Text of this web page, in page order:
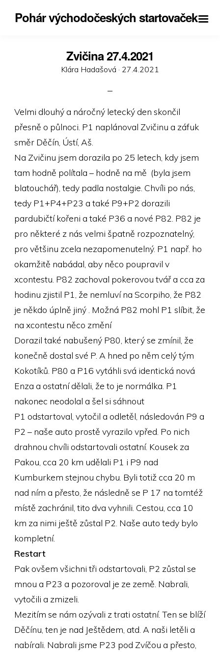
Pohár východočeských startovaček
Zvičina 27.4.2021
Klára Hadašová · Posted
27.4.2021
Velmi dlouhý a náročný letecký den skončil
přesně o půlnoci. P1 naplánoval Zvičinu a záfuk
směr Děčín, Ústí, Aš.
Na Zvičinu jsem dorazila po 25 letech, kdy jsem
tam hodně polítala – hodně na mě (byla jsem
blatouchář), tedy padla nostalgie. Chvíli po nás,
tedy P1+P4+P23 a také P9+P2 dorazili
pardubičtí kořeni a také P36 a nové P82. P82 je
pro některé z nás velmi špatně rozpoznatelný,
pro většinu zcela nezapomenutelný. P1 např. ho
okamžitě nabádal, aby něco poupravil v
xcontestu. P82 zachoval pokerovou tvář a cca za
hodinu zjistil P1, že nemluví na Scorpiho, že P82
je někdo úplně jiný . Možná P82 mohl P1 slíbit, že
na xcontestu něco změní
Dorazil také nabušený P80, který se zmínil, že
konečně dostal své P. A hned po něm celý tým
Kokotíků. P80 a P16 vytáhli svá identická nová
Enza a ostatní dělali, že to je normálka. P1
nakonec neodolal a šel si sáhnout
P1 odstartoval, vytočil a odletěl, následován P9 a
P2 – naše auto prostě vyrazilo vpřed. Po nich
drahnou chvíli odstartovali ostatní. Kousek za
Pakou, cca 20 km udělali P1 i P9 nad
Kumburkem stejnou chybu. Byli totiž cca 20 m
nad ním a přesto, že následně se P 17 na tomtéž
místě zachránil, tito dva vyhnili. Cestou, cca 10
km za nimi ještě zůstal P2. Naše auto tedy bylo
kompletní.
Restart
Pak ovšem všichni tři odstartovali, P2 zůstal se
mnou a P23 a pozoroval je ze země. Nabrali,
vytočili a zmizeli.
Mezitím se nám ozývali z trati ostatní. Ten se blíží
Děčínu, ten je nad Ještědem, atd. A naši letěli a
nabírali. Nabrali jsme P23 pod Zvíčou a přesto,